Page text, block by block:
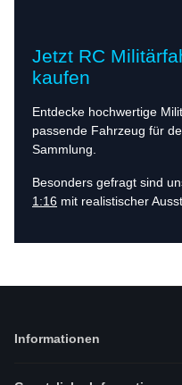
Jetzt RC
kaufen
Entdecke hochwertige
passende Fahrzeug für
Sammlung.
Besonders gefragt sind
1:16 mit realistischer
Informationen